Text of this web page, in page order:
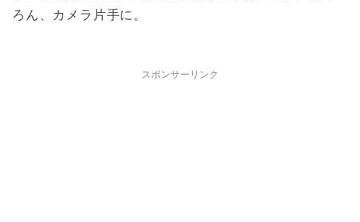
ろん、カメラ片手に。
スポンサーリンク